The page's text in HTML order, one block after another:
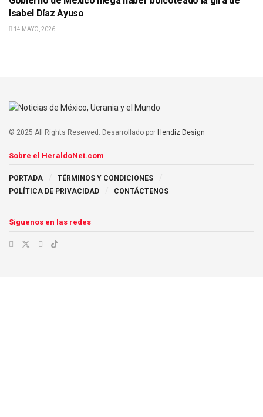
Isabel Díaz Ayuso
14 MAYO, 2026
© 2025 All Rights Reserved. Desarrollado por Hendiz Design
Sobre el HeraldoNet.com
PORTADA
TÉRMINOS Y CONDICIONES
POLÍTICA DE PRIVACIDAD
CONTÁCTENOS
Siguenos en las redes